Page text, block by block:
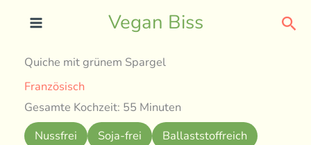
Vegan Biss
Quiche mit grünem Spargel
Französisch
Gesamte Kochzeit: 55 Minuten
Nussfrei
Soja-frei Ballaststoffreich